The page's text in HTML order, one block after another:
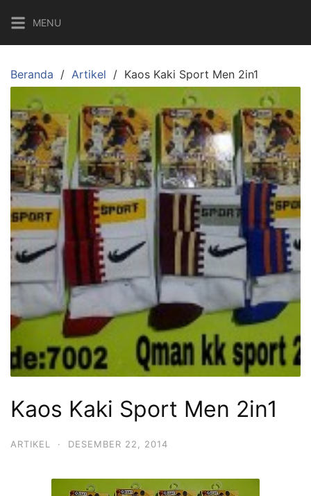
ke
konten
MENU
Beranda Artikel Kaos Kaki Sport Men 2in1
Kaos Kaki Sport Men 2in1
ARTIKEL · DESEMBER 22, 2014